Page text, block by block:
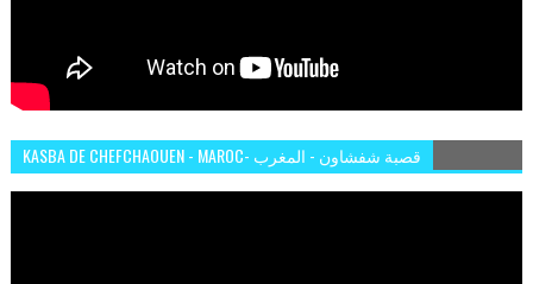
KASBA DE CHEFCHAOUEN - MAROC- قصبة شفشاون - المغرب